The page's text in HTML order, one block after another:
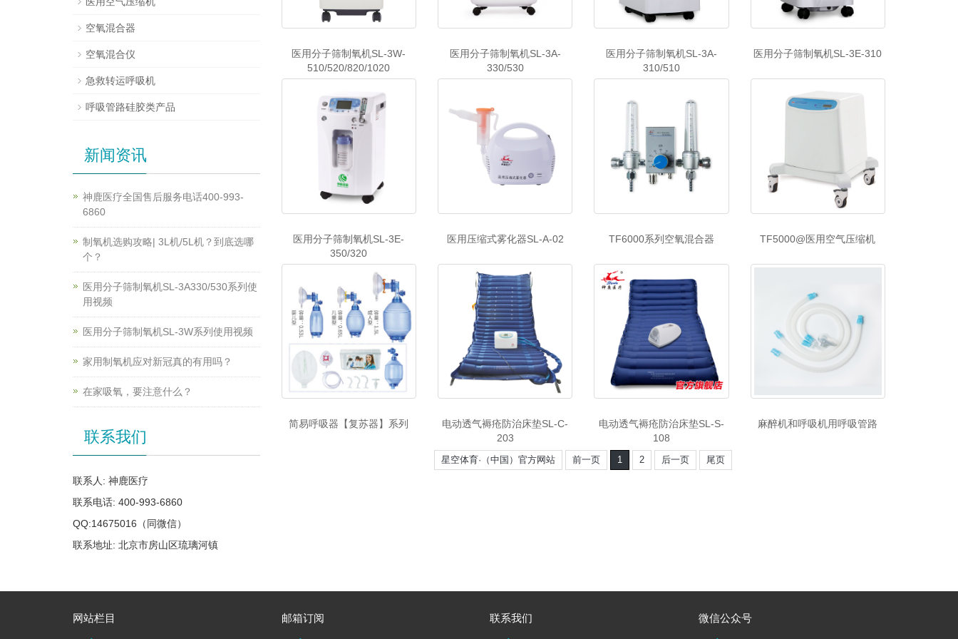
医用分子筛制氧机SL-3W-
510/520/820/1020
医用分子筛制氧机SL-3A-
330/530
医用分子筛制氧机SL-3A-
310/510
医用分子筛制氧机SL-3E-310
医用分子筛制氧机SL-3E-
350/320
医用压缩式雾化器SL-A-02 TF6000系列空氧混合器 TF5000@医用空气压缩机
简易呼吸器【复苏器】系列
电动透气褥疮防治床垫SL-C-
203
电动透气褥疮防治床垫SL-S-
108
麻醉机和呼吸机用呼吸管路
星空体育·（中国）官方网站 前一页 1 2 后一页 尾页
空氧混合器
空氧混合仪
急救转运呼吸机
呼吸管路硅胶类产品
新闻资讯
神鹿医疗全国售后服务电话400-993-
6860
制氧机选购攻略| 3L机/5L机？到底选哪
个？
医用分子筛制氧机SL-3A330/530系列使
用视频
医用分子筛制氧机SL-3W系列使用视频
家用制氧机应对新冠真的有用吗？
在家吸氧，要注意什么？
联系我们
联系人: 神鹿医疗
联系电话: 400-993-6860
QQ:14675016（同微信）
联系地址: 北京市房山区琉璃河镇
网站栏目 邮箱订阅 联系我们 微信公众号